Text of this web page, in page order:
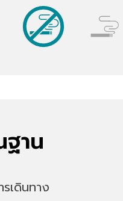
าน
เดินทาง